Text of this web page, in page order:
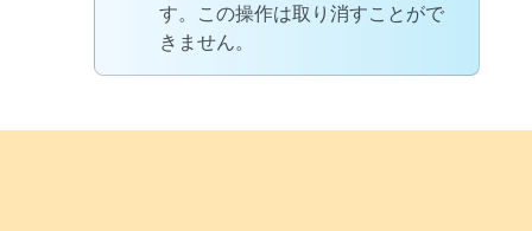
す。この操作は取り消すことがで
きません。